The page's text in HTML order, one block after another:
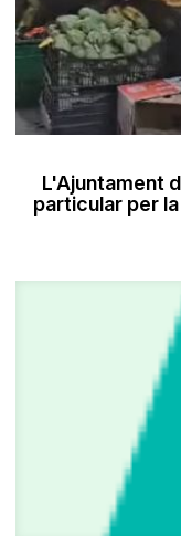
L'Ajuntament
particular per